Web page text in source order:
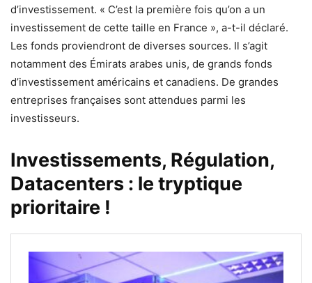
d’investissement. « C’est la première fois qu’on a un
investissement de cette taille en France », a-t-il déclaré.
Les fonds proviendront de diverses sources. Il s’agit
notamment des Émirats arabes unis, de grands fonds
d’investissement américains et canadiens. De grandes
entreprises françaises sont attendues parmi les
investisseurs.
Investissements, Régulation,
Datacenters : le tryptique
prioritaire !